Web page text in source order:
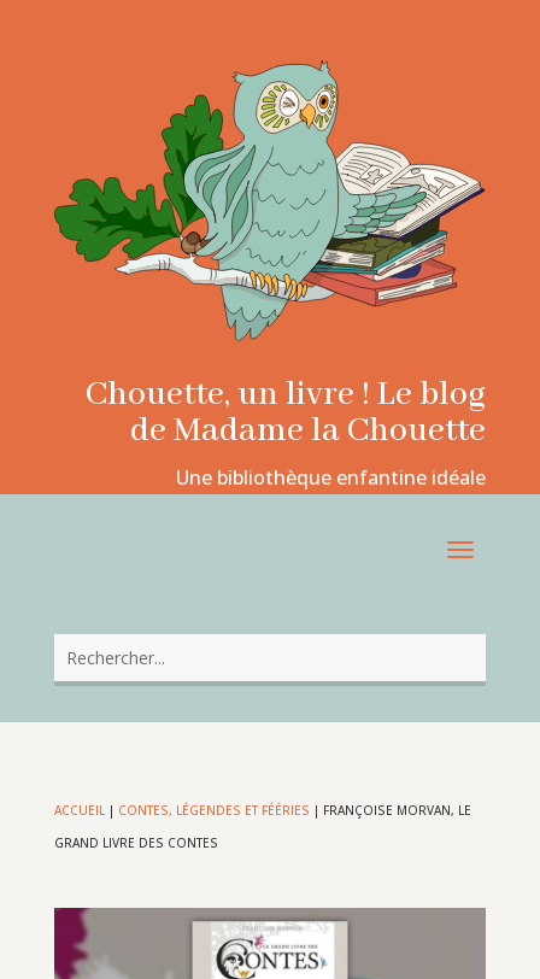
Chouette, un livre ! Le blog
de Madame la Chouette
Une bibliothèque enfantine idéale
ACCUEIL| CONTES, LÉGENDES ET FÉÉRIES | FRANÇOISE MORVAN, LE
GRAND LIVRE DES CONTES